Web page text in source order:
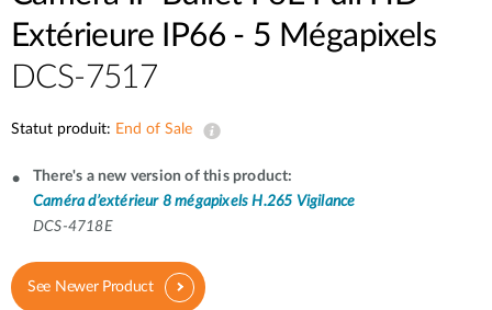
Extérieure IP66 - 5 Mégapixels
DCS-7517
Statut produit: End of Sale
There's a new version of this product:
Caméra d’extérieur 8 mégapixels H.265 Vigilance
DCS-4718E
See Newer Product